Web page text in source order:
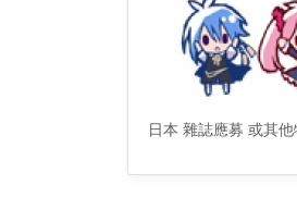
日本 雜誌應募 或其